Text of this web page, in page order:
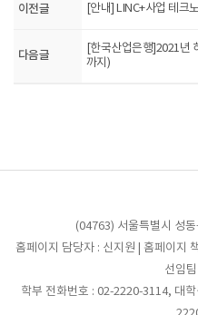
이전글 [안내] LINC+사업 테크
다음글
[한국산업은행]2021년
까지)
(04763) 서울특별시 성
홈페이지 담당자 : 신지원 | 홈페이지
선임
학부 전화번호 : 02-2220-3114, 대